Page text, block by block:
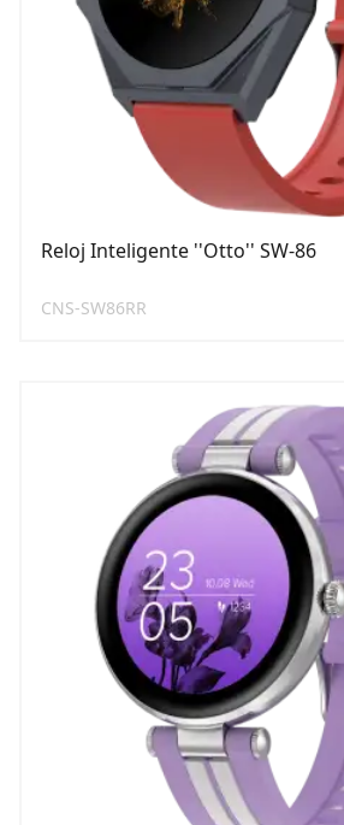
Reloj Inteligente ''Otto'' SW-86
CNS-SW86RR